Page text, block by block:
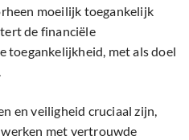
moeilijk toegankelijk
de financiële
toegankelijkheid, met als doel
en veiligheid cruciaal zijn,
met vertrouwde